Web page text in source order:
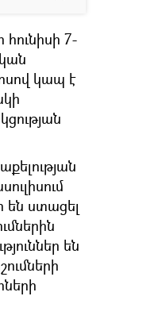
7-
կապ է
են ստացել
են